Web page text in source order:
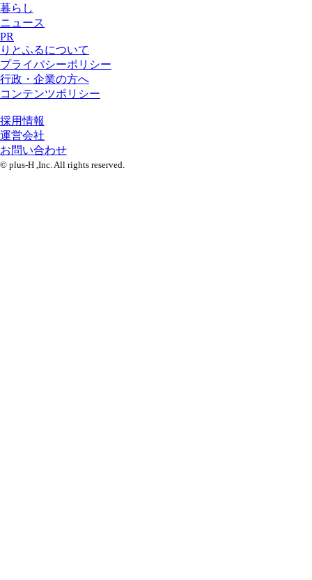
暮らし
ニュース
PR
りとふるについて
プライバシーポリシー
行政・企業の方へ
コンテンツポリシー
採用情報
運営会社
お問い合わせ
© plus-H ,Inc. All rights reserved.